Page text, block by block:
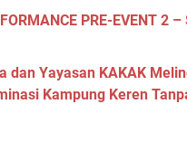
PRE-EVENT 2 –
dan Yayasan KAKAK
Kampung Keren